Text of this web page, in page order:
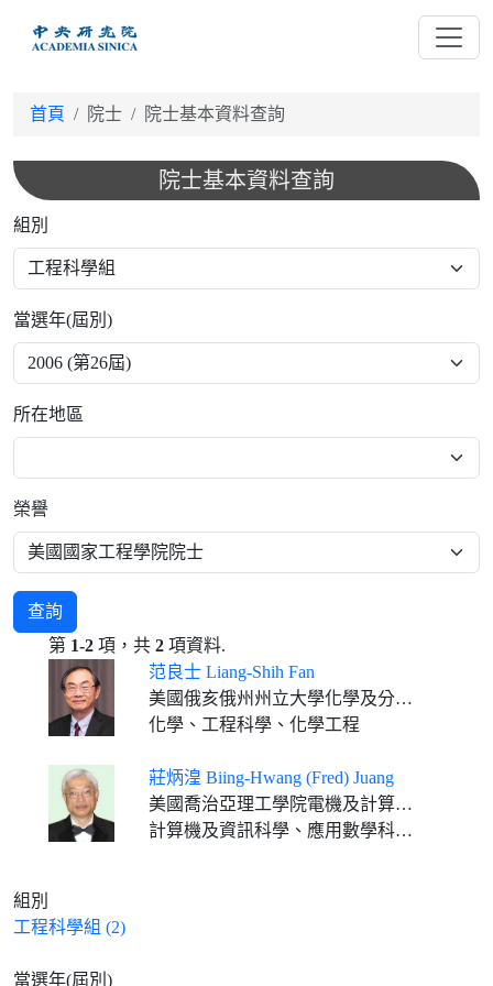
首頁 院士 院士基本資料查詢
院士基本資料查詢
組別
當選年(屆別)
所在地區
榮譽
查詢
第 1-2 項，共 2 項資料.
范良士 Liang-Shih Fan
美國俄亥俄州州立大學化學及分子生物工程學系傑出大學講座教授、C. John Easton工程講座教授
化學、工程科學、化學工程
莊炳湟 Biing-Hwang (Fred) Juang
美國喬治亞理工學院電機及計算工程系摩托羅拉基金會講座教授
計算機及資訊科學、應用數學科學、通訊科學
組別
工程科學組 (2)
當選年(屆別)